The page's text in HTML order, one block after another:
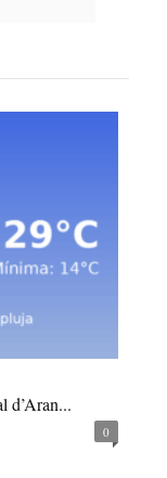
d’Aran...
0